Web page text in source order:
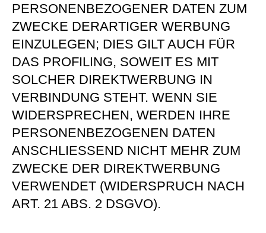
PERSONENBEZOGENER DATEN ZUM
ZWECKE DERARTIGER WERBUNG
EINZULEGEN; DIES GILT AUCH FÜR
DAS PROFILING, SOWEIT ES MIT
SOLCHER DIREKTWERBUNG IN
VERBINDUNG STEHT. WENN SIE
WIDERSPRECHEN, WERDEN IHRE
PERSONENBEZOGENEN DATEN
ANSCHLIESSEND NICHT MEHR ZUM
ZWECKE DER DIREKTWERBUNG
VERWENDET (WIDERSPRUCH NACH
ART. 21 ABS. 2 DSGVO).